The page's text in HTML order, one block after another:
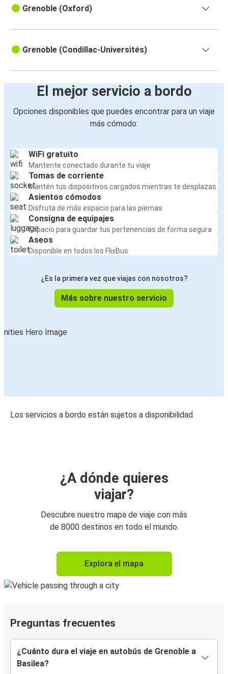
Grenoble (Oxford)
Grenoble (Condillac-Universités)
El mejor servicio a bordo
Opciones disponibles que puedes encontrar para un viaje
más cómodo:
WiFi gratuito
Mantente conectado durante tu viaje
Tomas de corriente
Mantén tus dispositivos cargados mientras te desplazas
Asientos cómodos
Disfruta de más espacio para las piernas
Consigna de equipajes
Espacio para guardar tus pertenencias de forma segura
Aseos
Disponible en todos los FlixBus
¿Es la primera vez que viajas con nosotros?
Más sobre nuestro servicio
Los servicios a bordo están sujetos a disponibilidad
¿A dónde quieres
viajar?
Descubre nuestro mapa de viaje con más
de 8000 destinos en todo el mundo.
Explora el mapa
Preguntas frecuentes
¿Cuánto dura el viaje en autobús de Grenoble a
Basilea?